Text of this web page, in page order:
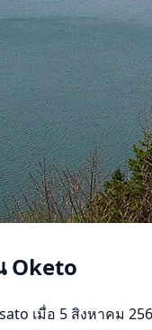
Oketo
เมื่อ 5 สิงหาคม